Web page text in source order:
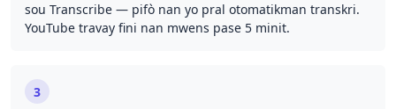
sou Transcribe — pifò nan yo pral otomatikman transkri.
YouTube travay fini nan mwens pase 5 minit.
3